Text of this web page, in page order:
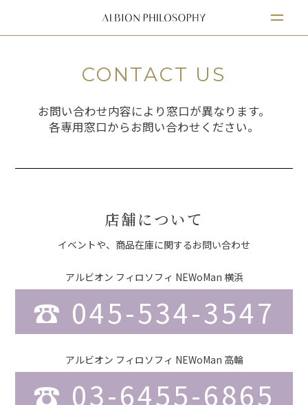
CONTACT US
お問い合わせ内容により窓口が異なります。
各専用窓口からお問い合わせください。
店舗について
イベントや、商品在庫に関するお問い合わせ
アルビオン フィロソフィ NEWoMan 横浜
☎︎ 045-534-3547
アルビオン フィロソフィ NEWoMan 高輪
☎︎ 03-6455-6865